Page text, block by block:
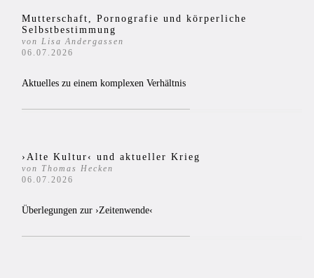
Mutterschaft, Pornografie und körperliche
Selbstbestimmung
von Lisa Andergassen
06.07.2026
Aktuelles zu einem komplexen Verhältnis
›Alte Kultur‹ und aktueller Krieg
von Thomas Hecken
06.07.2026
Überlegungen zur ›Zeitenwende‹